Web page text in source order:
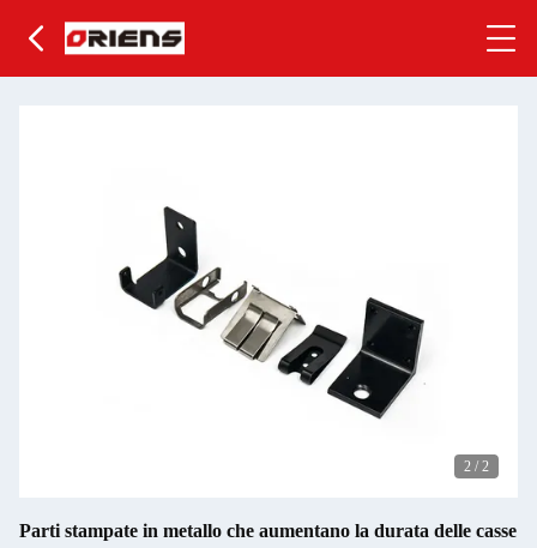
2 / 2
Parti stampate in metallo che aumentano la durata delle casse